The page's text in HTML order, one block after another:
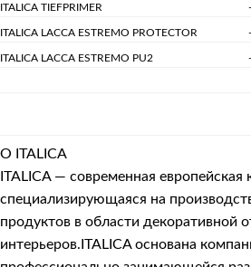
ITALICA TIEFPRIMER -
ITALICA LACCA ESTREMO PROTECTOR -
ITALICA LACCA ESTREMO PU2 -
О ITALICA
ITALICA — современная европейская
специализирующаяся на
продуктов в области декоративной
интерьеров.ITALICA основана